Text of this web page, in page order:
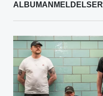
ALBUMANMELDELSER